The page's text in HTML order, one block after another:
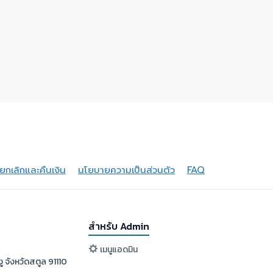
กเลิกและคืนเงิน นโยบายความเป็นส่วนตัว FAQ
จังหวัดสตูล 91110
สำหรับ Admin
เมนูแอดมิน